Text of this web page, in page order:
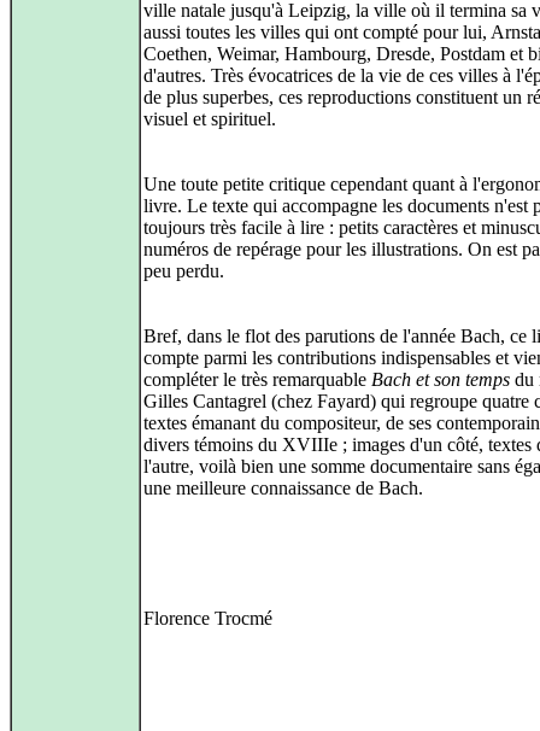
ville natale jusqu'à Leipzig, la ville où il termina sa
aussi toutes les villes qui ont compté pour lui,
Coethen, Weimar, Hambourg, Dresde, Postdam et
d'autres. Très évocatrices de la vie de ces villes à
de plus superbes, ces reproductions constituent un
visuel et spirituel.
Une toute petite critique cependant quant à
livre. Le texte qui accompagne les documents n'est
toujours très facile à lire : petits caractères et
numéros de repérage pour les illustrations. On est
peu perdu.
Bref, dans le flot des parutions de l'année Bach, ce
compte parmi les contributions indispensables et
compléter le très remarquable Bach et son temps du
Gilles Cantagrel (chez Fayard) qui regroupe quatre
textes émanant du compositeur, de ses
divers témoins du XVIIIe ; images d'un côté, textes
l'autre, voilà bien une somme documentaire sans
une meilleure connaissance de Bach.
Florence Trocmé